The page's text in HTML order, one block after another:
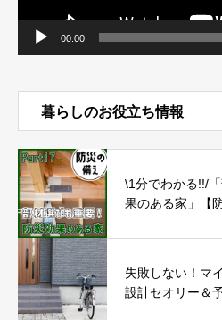
00:00
暮らしのお役立ち情報
\1分でわかる!!/
果のある家」【
失敗しない！マ
設計セオリー＆